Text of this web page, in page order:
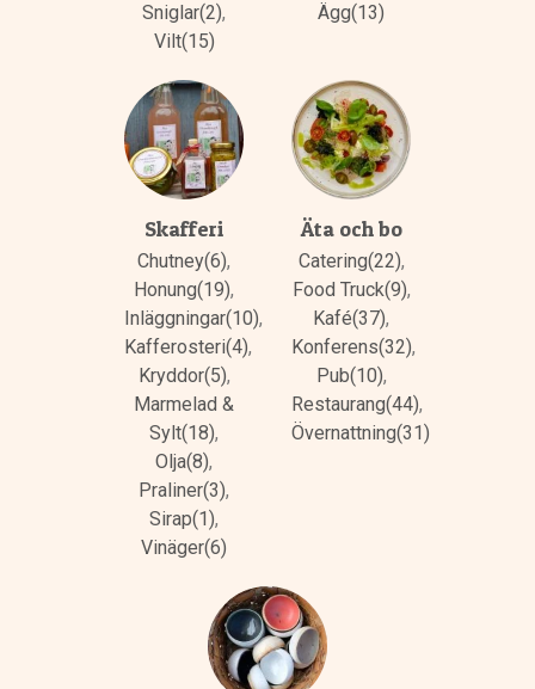
Sniglar(2),
Vilt(15)
Ägg(13)
Skafferi
Chutney(6),
Honung(19),
Inläggningar(10),
Kafferosteri(4),
Kryddor(5),
Marmelad &
Sylt(18),
Olja(8),
Praliner(3),
Sirap(1),
Vinäger(6)
Äta och bo
Catering(22),
Food Truck(9),
Kafé(37),
Konferens(32),
Pub(10),
Restaurang(44),
Övernattning(31)